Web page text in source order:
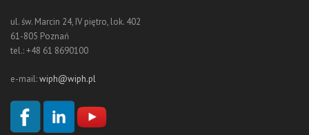
ul. św. Marcin 24, IV piętro, lok. 402
61-805 Poznań
tel.: +48 61 8690100
e-mail:wiph@wiph.pl